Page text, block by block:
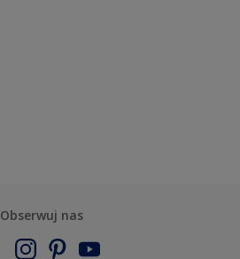
Obserwuj nas